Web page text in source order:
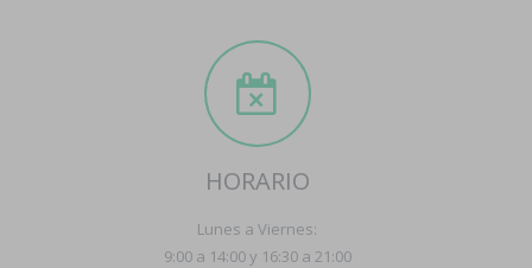
HORARIO
Lunes a Viernes:
9:00 a 14:00 y 16:30 a 21:00